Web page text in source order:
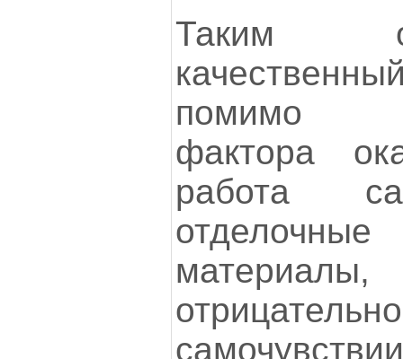
Таким
помимо
фактора
работа